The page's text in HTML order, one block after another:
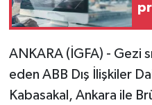
ANKARA (İGFA) - Gezi
eden ABB Dış İlişkiler
Kabasakal, Ankara ile